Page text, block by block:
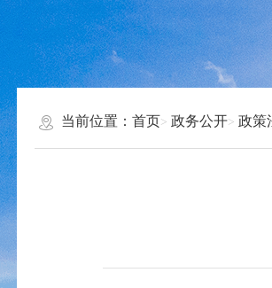
当前位置：首页 政务公开 政策